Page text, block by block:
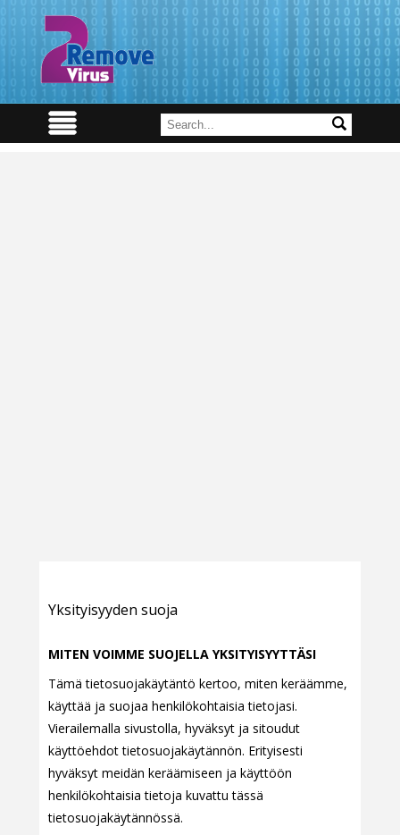
Yksityisyyden suoja
MITEN VOIMME SUOJELLA YKSITYISYYTTÄSI
Tämä tietosuojakäytäntö kertoo, miten keräämme,
käyttää ja suojaa henkilökohtaisia tietojasi.
Vierailemalla sivustolla, hyväksyt ja sitoudut
käyttöehdot tietosuojakäytännön. Erityisesti
hyväksyt meidän keräämiseen ja käyttöön
henkilökohtaisia tietoja kuvattu tässä
tietosuojakäytännössä.